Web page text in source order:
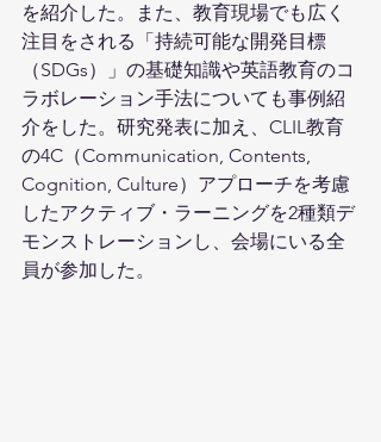
を紹介した。また、教育現場でも広く
注目をされる「持続可能な開発目標
（SDGs）」の基礎知識や英語教育のコ
ラボレーション手法についても事例紹
介をした。研究発表に加え、CLIL教育
の4C（Communication, Contents,
Cognition, Culture）アプローチを考慮
したアクティブ・ラーニングを2種類デ
モンストレーションし、会場にいる全
員が参加した。